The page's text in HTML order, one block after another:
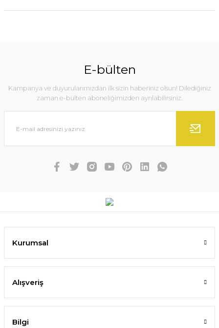
E-bülten
Kampanya ve duyurularımızdan ilk sizin haberiniz olsun! Dilediğiniz
zaman e-bülten aboneliğimizden ayrılabilirsiniz.
Kurumsal
Alışveriş
Bilgi